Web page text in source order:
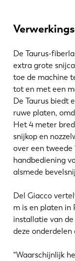
De Taurus-
extra grote
toe de machine
tot en met een
De Taurus biedt
ruwe platen,
Het 4 meter
snijkop en
over een tweede
handbediening
alsmede
Del Giacco
m is en platen in
installatie van de
deze onderdelen
“Waarschijnlijk